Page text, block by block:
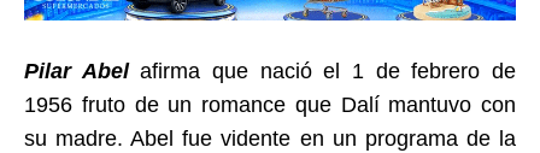
Pilar Abelafirma que nació el 1 de febrero de
1956 fruto de un romance que Dalí mantuvo con
su madre. Abel fue vidente en un programa de la